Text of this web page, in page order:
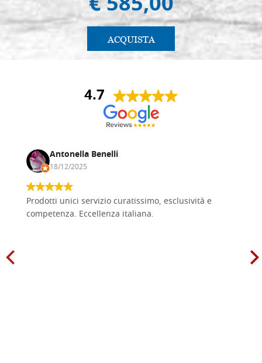
ACQUISTA
4.7
Antonella Benelli
18/12/2025
Prodotti unici servizio curatissimo, esclusività e
competenza. Eccellenza italiana.